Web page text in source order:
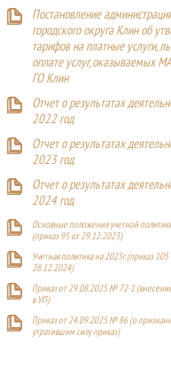
Постановление
городского округа Клин об
тарифов на платные услуги,
оплате услуг, оказываемых
ГО Клин
Отчет о результатах
2022 год
Отчет о результатах
2023 год
Отчет о результатах
2024 год
Основные положения учетной
(приказ 95 от 29.12.2023)
Учетная политика на 2025г. (приказ 105
28.12.2024)
Приказ от 29.08.2025 № 72-1
в УП)
Приказ от 24.09.2025 № 86 (о
утратившим силу приказ)